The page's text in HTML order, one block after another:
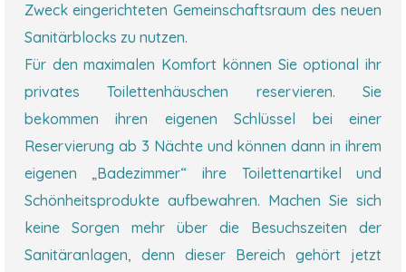
Zweck eingerichteten Gemeinschaftsraum des neuen
Sanitärblocks zu nutzen.
Für den maximalen Komfort können Sie optional ihr
privates Toilettenhäuschen reservieren. Sie
bekommen ihren eigenen Schlüssel bei einer
Reservierung ab 3 Nächte und können dann in ihrem
eigenen „Badezimmer“ ihre Toilettenartikel und
Schönheitsprodukte aufbewahren. Machen Sie sich
keine Sorgen mehr über die Besuchszeiten der
Sanitäranlagen, denn dieser Bereich gehört jetzt